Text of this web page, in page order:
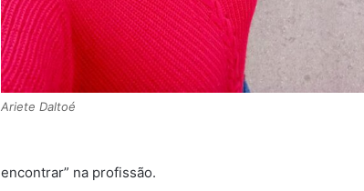
Ariete Daltoé
encontrar” na profissão.